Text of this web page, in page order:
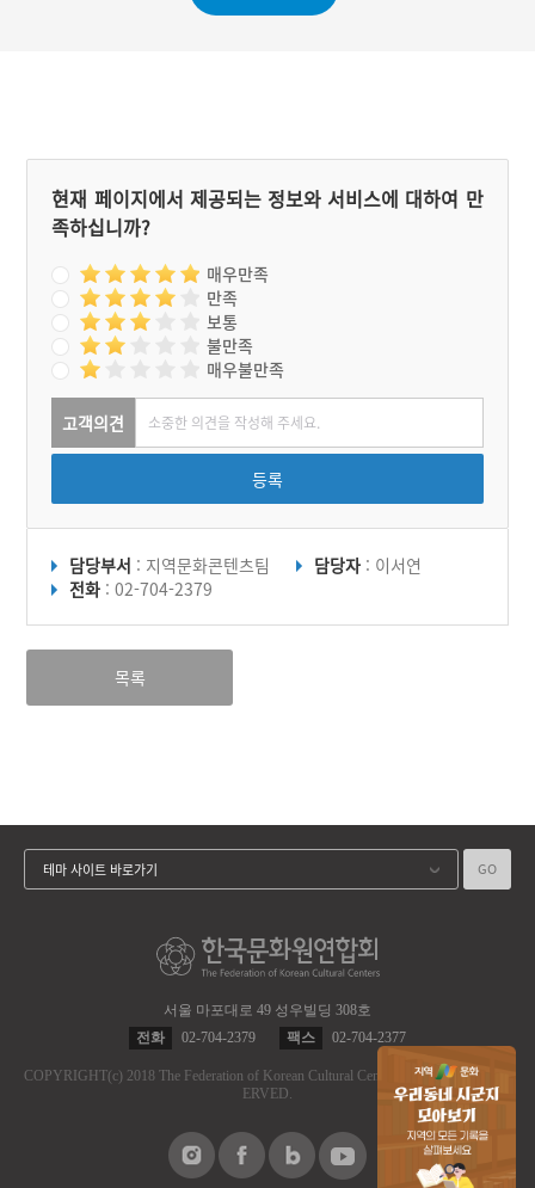
들어서 까마귀 떼가 노는 자
현재 페이지에서 제공되는 정보와 서비스에 대하여 만
족하십니까?
매우만족
만족
보통
불만족
매우불만족
고객의견
등록
담당부서 : 지역문화콘텐츠팀 담당자 : 이서연
전화 : 02-704-2379
목록
서울 마포대로 49 성우빌딩 308호
전화
02-704-2379 팩스 02-704-2377
COPYRIGHT(c) 2018 The Federation of Korean Cultural Centers.
ALL RIGHT RES
ERVED.
테마 사이트 바로가기 GO